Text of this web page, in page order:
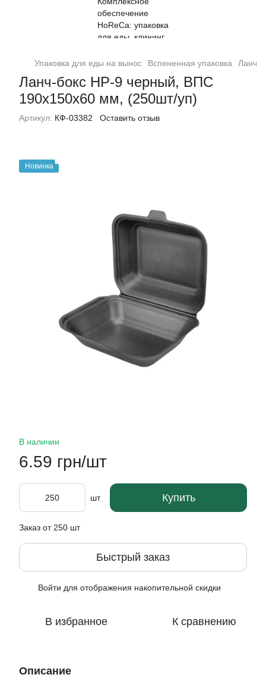
Упаковка для еды на вынос Вспененная упаковка Ланч-
Ланч-бокс НР-9 черный, ВПС
190x150x60 мм, (250шт/уп)
Артикул: КФ-03382 Оставить отзыв
Новинка
В наличии
6.59 грн/шт
шт Купить
Заказ от 250 шт
Быстрый заказ
Войти для отображения накопительной скидки
В избранное К сравнению
Описание